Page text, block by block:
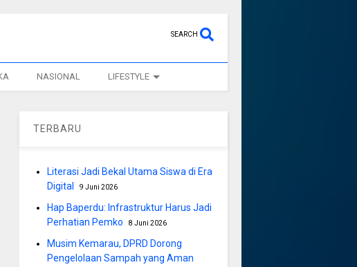
SEARCH
NASIONAL LIFESTYLE
TERBARU
Literasi Jadi Bekal Utama Siswa di Era
Digital
9 Juni 2026
Hap Baperdu: Infrastruktur Harus Jadi
Perhatian Pemko
8 Juni 2026
Musim Kemarau, DPRD Dorong
Pengelolaan Sampah yang Aman